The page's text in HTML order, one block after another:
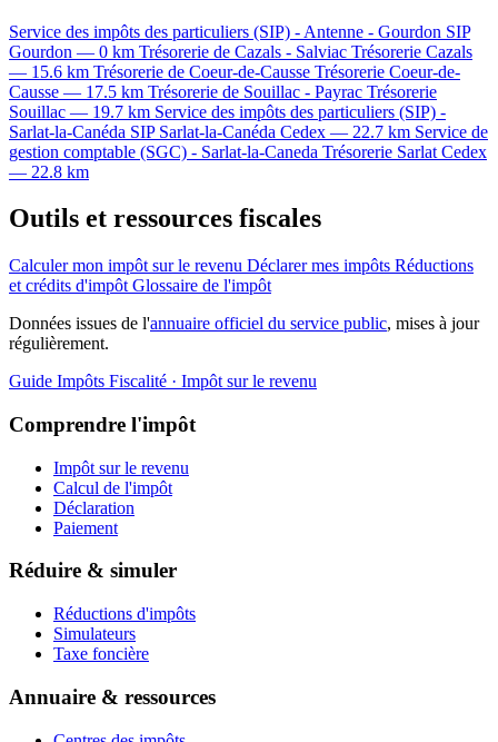
Service des impôts des particuliers (SIP) - Antenne - Gourdon SIP
Gourdon — 0 km Trésorerie de Cazals - Salviac Trésorerie Cazals
— 15.6 km Trésorerie de Coeur-de-Causse Trésorerie Coeur-de-
Causse — 17.5 km Trésorerie de Souillac - Payrac Trésorerie
Souillac — 19.7 km Service des impôts des particuliers (SIP) -
Sarlat-la-Canéda SIP Sarlat-la-Canéda Cedex — 22.7 km Service de
gestion comptable (SGC) - Sarlat-la-Caneda Trésorerie Sarlat Cedex
— 22.8 km
Outils et ressources fiscales
Calculer mon impôt sur le revenu Déclarer mes impôts Réductions
et crédits d'impôt Glossaire de l'impôt
Données issues de l'annuaire officiel du service public, mises à jour
régulièrement.
Guide Impôts Fiscalité · Impôt sur le revenu
Comprendre l'impôt
Impôt sur le revenu
Calcul de l'impôt
Déclaration
Paiement
Réduire & simuler
Réductions d'impôts
Simulateurs
Taxe foncière
Annuaire & ressources